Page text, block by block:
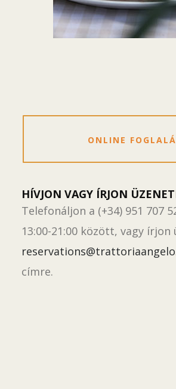
ONLINE
HÍVJON VAGY ÍRJON
Telefonáljon a (+34) 951 707
13:00-21:00 között, vagy írjon
címre.